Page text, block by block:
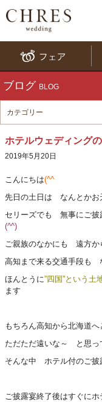
ブログ BLOG
カテゴリー
ホテルウェディング
2019年5月20日
こんにちは(^^ゞ
先日の土日は なんとかお
セリーズでも 無事にご披
(^^)
ご親族のなかにも 遠方か
高知まで来る交通手段も
ほんとうに”四国”という土
ます
もちろん高知から北海道
ただただ遠いな～ と思っ
そんな中 ホテル付のご披
ご披露宴終了後はすぐにホ